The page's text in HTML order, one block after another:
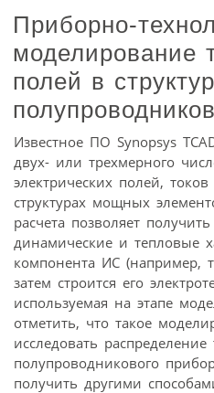
Приборно-
моделирование
полей в
Известное ПО Synopsys
двух- или трехмерного
электрических полей,
структурах мощных
расчета позволяет получить
динамические и тепловые
компонента ИС (например,
затем строится его
используемая на этапе
отметить, что такое
исследовать
полупроводникового
получить другими